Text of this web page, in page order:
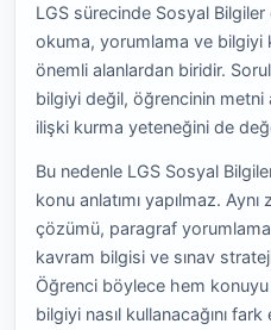
LGS sürecinde Sosyal
okuma, yorumlama ve bilgiyi
önemli alanlardan biridir.
bilgiyi değil, öğrencinin metni
ilişki kurma yeteneğini de
Bu nedenle LGS Sosyal
konu anlatımı yapılmaz.
çözümü, paragraf
kavram bilgisi ve sınav
Öğrenci böylece hem
bilgiyi nasıl kullanacağını